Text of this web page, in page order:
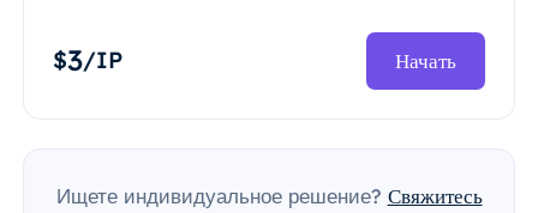
$3/IP Начать
Ищете индивидуальное решение? Свяжитесь